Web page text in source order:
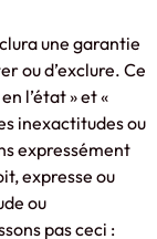
une garantie
ou d’exclure. Ce
l’état » et «
inexactitudes ou
expressément
expresse ou
ou
pas ceci :